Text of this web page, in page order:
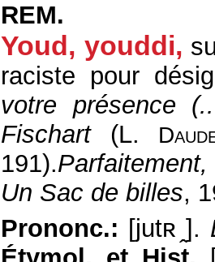
REM.
Youd, youddi,
raciste pour
votre présence
Fischart (L.
191).
Un Sac de billes,
Prononc.: [jutʀ ̭].